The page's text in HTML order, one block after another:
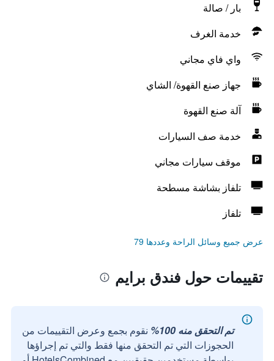
بار / صالة
خدمة الغرف
واي فاي مجاني
جهاز صنع القهوة/ الشاي
آلة صنع القهوة
خدمة صف السيارات
موقف سيارات مجاني
تلفاز بشاشة مسطحة
تلفاز
عرض جميع وسائل الراحة وعددها 79
تقييمات حول فندق برايم
تم التحقق منه 100%
نقوم بجمع وعرض التقييمات من
الحجوزات التي تم التحقق منها فقط والتي تم إجراؤها